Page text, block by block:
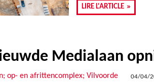
LIRE L'ARTICLE »
Medialaan
op- en afrittencomplex; Vilvoorde 04/04/